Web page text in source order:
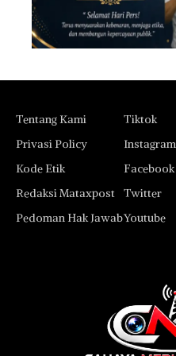
Tentang Kami
Privasi Policy
Kode Etik
Redaksi Mataxpost
Pedoman Hak Jawab
Tiktok
Instagram
Facebook
Twitter
Youtube